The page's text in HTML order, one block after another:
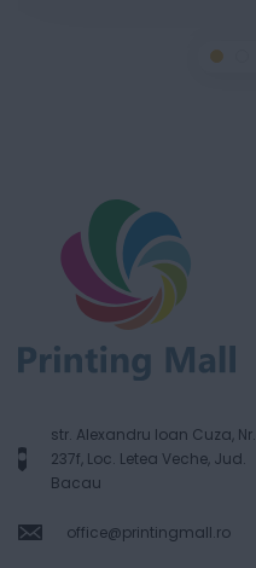
str. Alexandru Ioan Cuza, Nr.
237f, Loc. Letea Veche, Jud.
Bacau
office@printingmall.ro